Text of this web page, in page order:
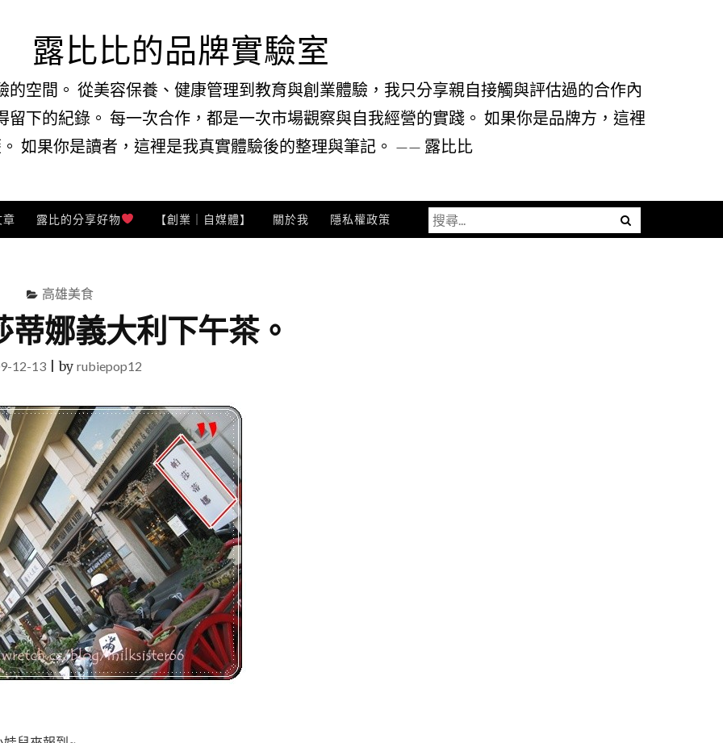
露比比的品牌實驗室
空間。 從美容保養、健康管理到教育與創業體驗，我只分享親自接觸與評估過的合作內
下的紀錄。 每一次合作，都是一次市場觀察與自我經營的實踐。 如果你是品牌方，這裡
如果你是讀者，這裡是我真實體驗後的整理與筆記。 —— 露比比
章 露比的分享好物 【創業｜自媒體】 關於我 隱私權政策 Menu
搜
尋
高雄美食
娜義大利下午茶。
12-13|by rubiepop12